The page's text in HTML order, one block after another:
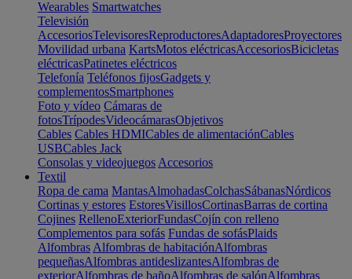
Wearables Smartwatches
Televisión
AccesoriosTelevisoresReproductoresAdaptadoresProyectores
Movilidad urbana KartsMotos eléctricasAccesoriosBicicletas
eléctricasPatinetes eléctricos
Telefonía Teléfonos fijosGadgets y
complementosSmartphones
Foto y vídeo Cámaras de
fotosTrípodesVideocámarasObjetivos
Cables Cables HDMICables de alimentaciónCables
USBCables Jack
Consolas y videojuegos Accesorios
Textil
Ropa de cama MantasAlmohadasColchasSábanasNórdicos
Cortinas y estores EstoresVisillosCortinasBarras de cortina
Cojines RellenoExteriorFundasCojín con relleno
Complementos para sofás Fundas de sofásPlaids
Alfombras Alfombras de habitaciónAlfombras
pequeñasAlfombras antideslizantesAlfombras de
exteriorAlfombras de bañoAlfombras de salónAlfombras